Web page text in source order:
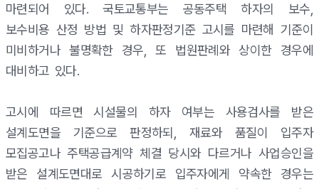
마련되어 있다. 국토교통부는 공동주택 하자의 보수,
보수비용 산정 방법 및 하자판정기준 고시를 마련해 기준이
미비하거나 불명확한 경우, 또 법원판례와 상이한 경우에
대비하고 있다.
고시에 따르면 시설물의 하자 여부는 사용검사를 받은
설계도면을 기준으로 판정하되, 재료와 품질이 입주자
모집공고나 주택공급계약 체결 당시와 다르거나 사업승인을
받은 설계도면대로 시공하기로 입주자에게 약속한 경우는